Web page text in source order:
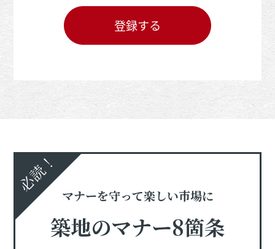
登録する
必読！
マナーを守って楽しい市場に
築地のマナー8箇条